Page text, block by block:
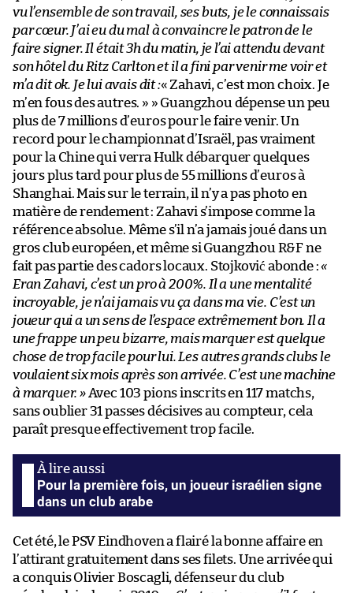
vu l’ensemble de son travail, ses buts, je le connaissais
par cœur. J’ai eu du mal à convaincre le patron de le
faire signer. Il était 3h du matin, je l’ai attendu devant
son hôtel du Ritz Carlton et il a fini par venir me voir et
m’a dit ok. Je lui avais dit :« Zahavi, c’est mon choix. Je
m’en fous des autres. » » Guangzhou dépense un peu
plus de 7 millions d’euros pour le faire venir. Un
record pour le championnat d’Israël, pas vraiment
pour la Chine qui verra Hulk débarquer quelques
jours plus tard pour plus de 55 millions d’euros à
Shanghai. Mais sur le terrain, il n’y a pas photo en
matière de rendement : Zahavi s’impose comme la
référence absolue. Même s’il n’a jamais joué dans un
gros club européen, et même si Guangzhou R&F ne
fait pas partie des cadors locaux. Stojković abonde :«
Eran Zahavi, c’est un pro à 200%. Il a une mentalité
incroyable, je n’ai jamais vu ça dans ma vie. C’est un
joueur qui a un sens de l’espace extrêmement bon. Il a
une frappe un peu bizarre, mais marquer est quelque
chose de trop facile pour lui. Les autres grands clubs le
voulaient six mois après son arrivée. C’est une machine
à marquer. »Avec 103 pions inscrits en 117 matchs,
sans oublier 31 passes décisives au compteur, cela
paraît presque effectivement trop facile.
Pour la première fois, un joueur israélien signe
dans un club arabe
Cet été, le PSV Eindhoven a flairé la bonne affaire en
l’attirant gratuitement dans ses filets. Une arrivée qui
a conquis Olivier Boscagli, défenseur du club